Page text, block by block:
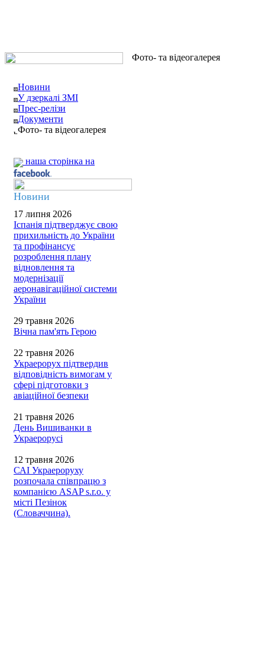
Новини
У дзеркалі ЗМІ
Прес-релізи
Документи
Фото- та відеогалерея
наша сторінка на
Новини
17 липня 2026
Іспанія підтверджує свою
прихильність до України
та профінансує
розроблення плану
відновлення та
модернізації
аеронавігаційної системи
України
29 травня 2026
Вічна пам'ять Герою
22 травня 2026
Украерорух підтвердив
відповідність вимогам у
сфері підготовки з
авіаційної безпеки
21 травня 2026
День Вишиванки в
Украерорусі
12 травня 2026
САІ Украероруху
розпочала співпрацю з
компанією ASAP s.r.o. у
місті Пезінок
(Словаччина).
Фото- та відеогалерея